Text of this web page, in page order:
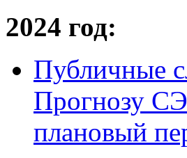
2024 год:
Публичные
Прогнозу
плановый